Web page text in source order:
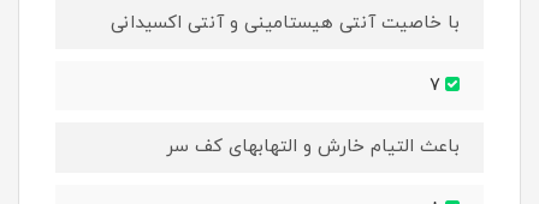
با خاصیت آنتی هیستامینی و آنتی اکسیدانی
باعث التیام خارش و التهابهای کف سر